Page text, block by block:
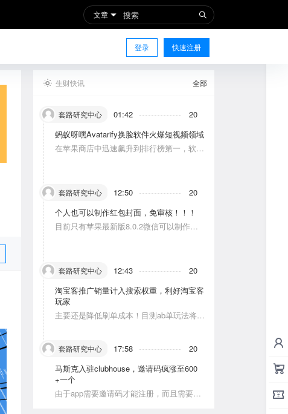
文章
登录 快速注册
生财快讯 全部
套路研究中心 01:42
20
蚂蚁呀嘿Avatarify换脸软件火爆短视频领域
在苹果商店中迅速飙升到排行榜第一，软件
套路研究中心 12:50
20
个人也可以制作红包封面，免审核！！！
目前只有苹果最新版8.0.2微信可以制作，
套路研究中心 12:43
20
淘宝客推广销量计入搜索权重，利好淘宝客
玩家
主要还是降低刷单成本！目测ab单玩法将会
套路研究中心 17:58
20
马斯克入驻clubhouse，邀请码疯涨至600
+一个
由于app需要邀请码才能注册，而且需要美